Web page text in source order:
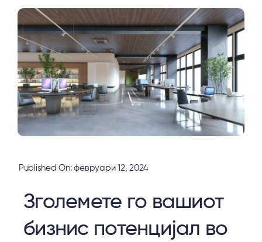
Published On: февруари 12, 2024
Зголемете го вашиот
бизнис потенцијал во